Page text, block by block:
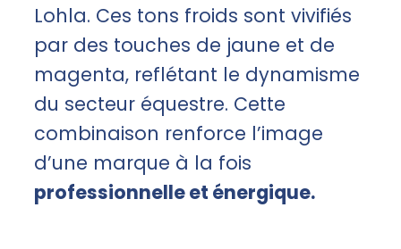
Lohla. Ces tons froids sont vivifiés
par des touches de jaune et de
magenta, reflétant le dynamisme
du secteur équestre. Cette
combinaison renforce l’image
d’une marque à la fois
professionnelle et énergique.